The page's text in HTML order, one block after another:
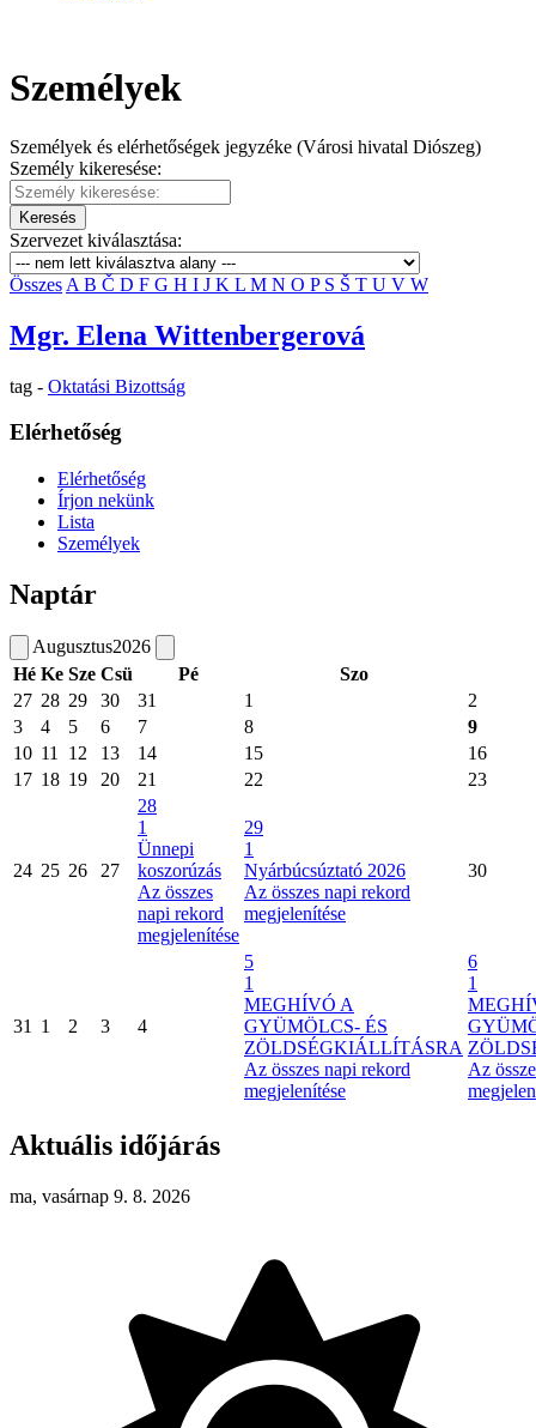
Személyek
Személyek és elérhetőségek jegyzéke (Városi hivatal Diószeg)
Személy kikeresése:
Keresés
Szervezet kiválasztása:
Összes A B Č D F G H I J K L M N O P S Š T U V W
Mgr. Elena Wittenbergerová
tag - Oktatási Bizottság
Elérhetőség
Elérhetőség
Írjon nekünk
Lista
Személyek
Naptár
Augusztus2026
Hé Ke Sze Csü Pé
Szo
27 28 29 30 31 1
2
3
4 5 6 7 8
9
10 11 12 13 14 15
16
17 18 19 20 21 22 23
24 25 26 27
28
1
Ünnepi
koszorúzás
Az összes
napi rekord
megjelenítése
29
1
Nyárbúcsúztató 2026
Az összes napi rekord
megjelenítése
30
31 1 2 3 4
5
1
MEGHÍVÓ A
GYÜMÖLCS- ÉS
ZÖLDSÉGKIÁLLÍTÁSRA
Az összes napi rekord
megjelenítése
6
1
Az
Aktuális időjárás
ma, vasárnap 9. 8. 2026